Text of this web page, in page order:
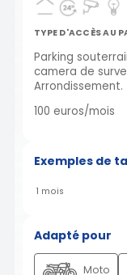
TYPE D'ACCÈS AU
Parking
camera de
Arrondissement.
100 euros/mois
Exemples de
1 mois
Adapté pour
Moto